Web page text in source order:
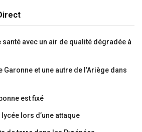
avec un air de qualité dégradée à
Garonne et une autre de l’Ariège dans
est fixé
lors d’une attaque